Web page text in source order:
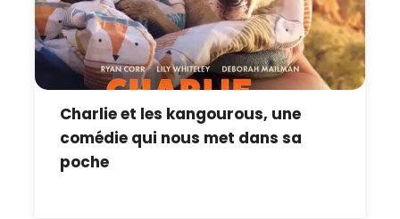
Charlie et les kangourous, une
comédie qui nous met dans sa
poche